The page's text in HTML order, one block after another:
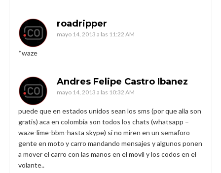
roadripper
mayo 14, 2013 a las 11:22 AM
*waze
Andres Felipe Castro Ibanez
mayo 14, 2013 a las 10:32 AM
puede que en estados unidos sean los sms (por que alla son
gratis) aca en colombia son todos los chats (whatsapp –
waze-lime-bbm-hasta skype) si no miren en un semaforo
gente en moto y carro mandando mensajes y algunos ponen
a mover el carro con las manos en el movil y los codos en el
volante..